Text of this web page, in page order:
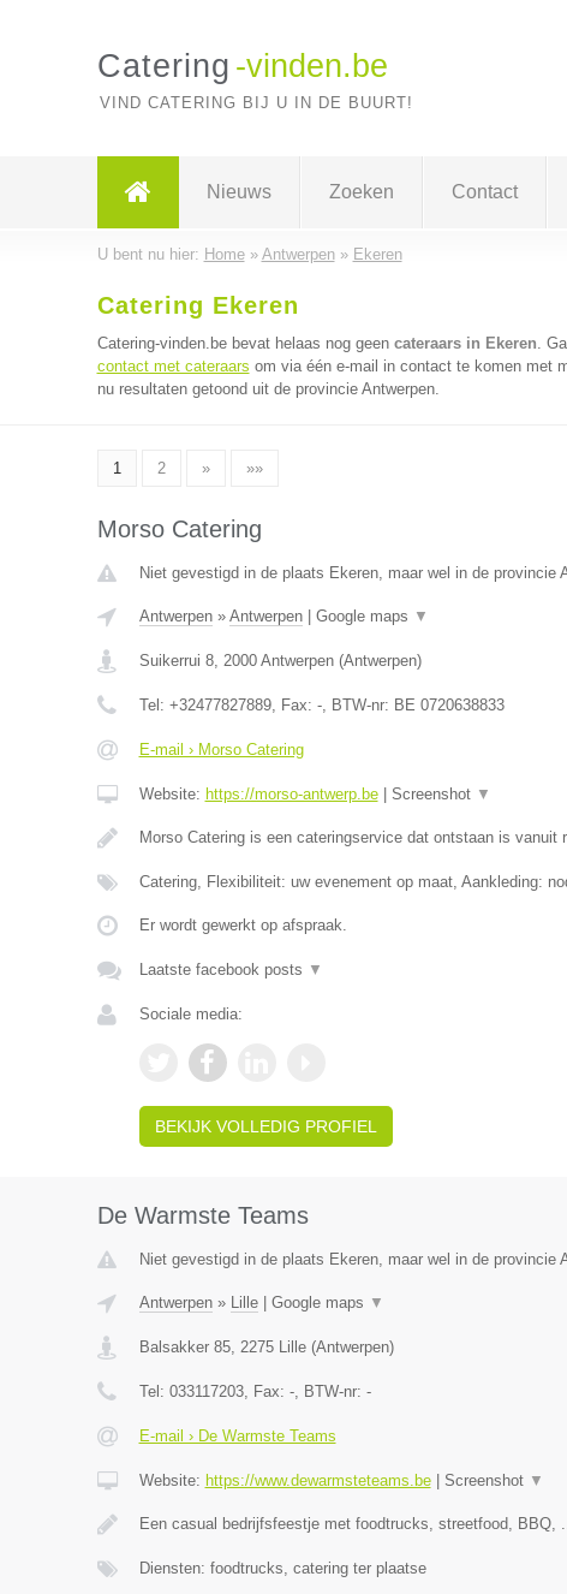
Catering -vinden.be
VIND CATERING BIJ U IN DE BUURT!
Nieuws Zoeken Contact
U bent nu hier: Home» Antwerpen» Ekeren
Catering Ekeren
Catering-vinden.be bevat helaas nog geen cateraars in Ekeren.
contact met cateraars om via één e-mail in contact te komen met
nu resultaten getoond uit de provincie Antwerpen.
1 2 » »»
Morso Catering
Niet gevestigd in de plaats Ekeren, maar wel in de provincie
Antwerpen» Antwerpen| Google maps ▼
Suikerrui 8, 2000 Antwerpen(Antwerpen)
Tel: +32477827889, Fax: -, BTW-nr: BE 0720638833
E-mail › Morso Catering
Website: https://morso-antwerp.be| Screenshot ▼
Morso Catering is een cateringservice dat ontstaan is vanuit
Catering, Flexibiliteit: uw evenement op maat, Aankleding:
Er wordt gewerkt op afspraak.
Laatste facebook posts ▼
Sociale media:
BEKIJK VOLLEDIG PROFIEL
De Warmste Teams
Niet gevestigd in de plaats Ekeren, maar wel in de provincie
Antwerpen» Lille| Google maps ▼
Balsakker 85, 2275 Lille(Antwerpen)
Tel: 033117203, Fax: -, BTW-nr: -
E-mail › De Warmste Teams
Website: https://www.dewarmsteteams.be| Screenshot ▼
Een casual bedrijfsfeestje met foodtrucks, streetfood, BBQ,
Diensten: foodtrucks, catering ter plaatse